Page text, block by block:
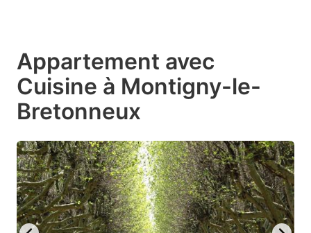
Appartement avec
Cuisine à Montigny-le-
Bretonneux